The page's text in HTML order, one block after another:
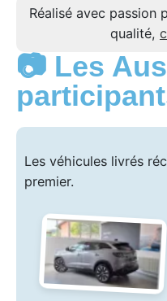
Réalisé avec passion
qualité,
📷 Les
Les véhicules livrés
premier.